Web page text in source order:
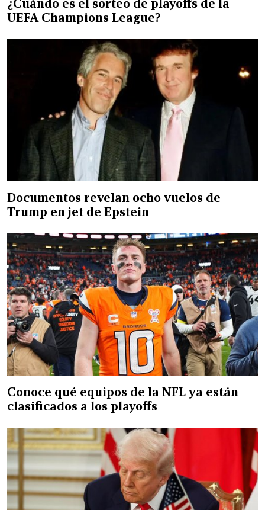
¿Cuándo es el sorteo de playoffs de la
UEFA Champions League?
Documentos revelan ocho vuelos de
Trump en jet de Epstein
Conoce qué equipos de la NFL ya están
clasificados a los playoffs